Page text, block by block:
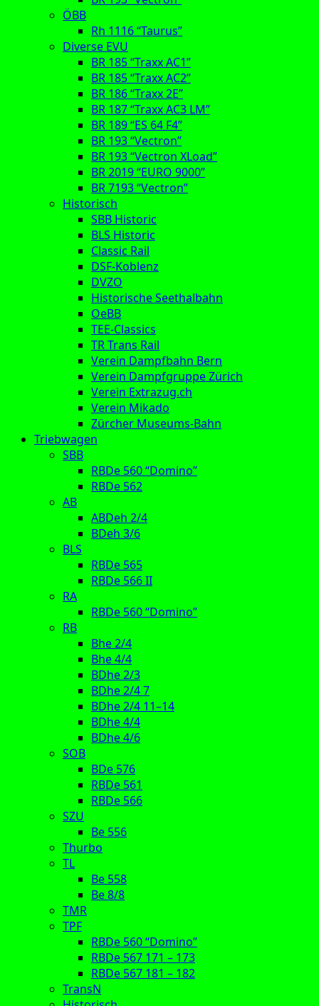
ÖBB
Rh 1116 “Taurus”
Diverse EVU
BR 185 “Traxx AC1”
BR 185 “Traxx AC2”
BR 186 “Traxx 2E”
BR 187 “Traxx AC3 LM”
BR 189 “ES 64 F4”
BR 193 “Vectron”
BR 193 “Vectron XLoad”
BR 2019 “EURO 9000”
BR 7193 “Vectron”
Historisch
SBB Historic
BLS Historic
Classic Rail
DSF-Koblenz
DVZO
Historische Seethalbahn
OeBB
TEE-Classics
TR Trans Rail
Verein Dampfbahn Bern
Verein Dampfgruppe Zürich
Verein Extrazug.ch
Verein Mikado
Zürcher Museums-Bahn
Triebwagen
SBB
RBDe 560 “Domino”
RBDe 562
AB
ABDeh 2/4
BDeh 3/6
BLS
RBDe 565
RBDe 566 II
RA
RBDe 560 “Domino”
RB
Bhe 2/4
Bhe 4/4
BDhe 2/3
BDhe 2/4 7
BDhe 2/4 11–14
BDhe 4/4
BDhe 4/6
SOB
BDe 576
RBDe 561
RBDe 566
SZU
Be 556
Thurbo
TL
Be 558
Be 8/8
TMR
TPF
RBDe 560 “Domino”
RBDe 567 171 – 173
RBDe 567 181 – 182
TransN